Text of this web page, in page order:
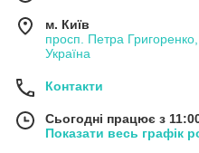
м. Київ
просп. Петра Григоренко,
Україна
Контакти
Сьогодні працює з
Показати весь графік